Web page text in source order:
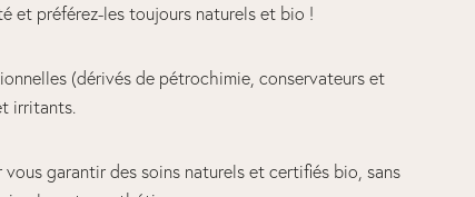
et préférez-les toujours naturels et bio !
(dérivés de pétrochimie, conservateurs et
irritants.
garantir des soins naturels et certifiés bio, sans